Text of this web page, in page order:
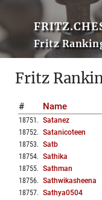
Fritz
Fritz
# Name
18751 . Satanez
18752. Satanicoteen
18753. Satb
18754. Sathika
18755. Sathman
18756. Sathwikasheena
18757. Sathya0504